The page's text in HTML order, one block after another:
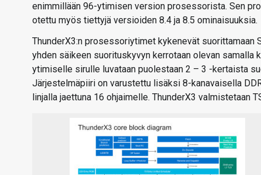
enimmillään 96-ytimisen version prosessorista. Sen
otettu myös tiettyjä versioiden 8.4 ja 8.5 ominaisuuksia.
ThunderX3:n prosessoriytimet kykenevät
yhden säikeen suorituskyvyn kerrotaan olevan samalla
ytimiselle sirulle luvataan puolestaan 2 – 3 -kertaista
Järjestelmäpiiri on varustettu lisäksi 8-kanavaisella
linjalla jaettuna 16 ohjaimelle. ThunderX3 valmistetaan